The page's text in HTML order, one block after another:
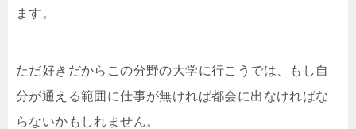
ます。
ただ好きだからこの分野の大学に行こうでは、もし自
分が通える範囲に仕事が無ければ都会に出なければな
らないかもしれません。